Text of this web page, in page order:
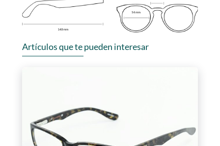
Artículos que te pueden interesar